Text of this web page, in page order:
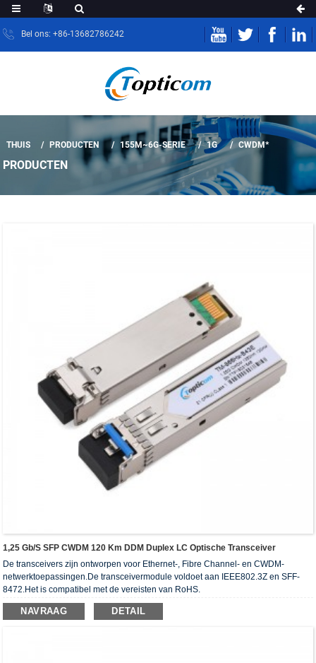
Bel ons: +86-13682786242
THUIS PRODUCTEN 155M~6G-SERIE 1G CWDM*
PRODUCTEN
1,25 Gb/s SFP CWDM 120 Km DDM Duplex LC Optische Transceiver
De transceivers zijn ontworpen voor Ethernet-, Fibre Channel- en CWDM-
netwerktoepassingen.De transceivermodule voldoet aan IEEE802.3Z en SFF-
8472.Het is compatibel met de vereisten van RoHS.
NAVRAAG DETAIL